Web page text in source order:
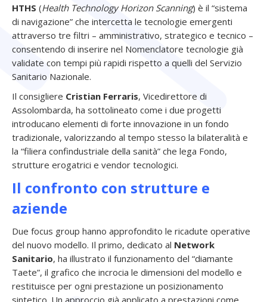
HTHS (Health Technology Horizon Scanning) è il “sistema
di navigazione” che intercetta le tecnologie emergenti
attraverso tre filtri – amministrativo, strategico e tecnico –
consentendo di inserire nel Nomenclatore tecnologie già
validate con tempi più rapidi rispetto a quelli del Servizio
Sanitario Nazionale.
Il consigliere Cristian Ferraris, Vicedirettore di
Assolombarda, ha sottolineato come i due progetti
introducano elementi di forte innovazione in un fondo
tradizionale, valorizzando al tempo stesso la bilateralità e
la “filiera confindustriale della sanità” che lega Fondo,
strutture erogatrici e vendor tecnologici.
Il confronto con strutture e
aziende
Due focus group hanno approfondito le ricadute operative
del nuovo modello. Il primo, dedicato al Network
Sanitario, ha illustrato il funzionamento del “diamante
Taete”, il grafico che incrocia le dimensioni del modello e
restituisce per ogni prestazione un posizionamento